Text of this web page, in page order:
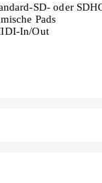
SD- oder
Pads
In/Out
für Mac und PC
auch einen